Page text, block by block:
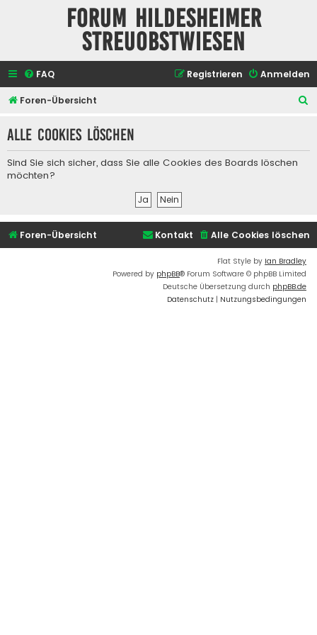
Forum Hildesheimer
Streuobstwiesen
FAQ Anmelden
Registrieren
Foren-Übersicht
h
Alle Cookies löschen
Sind Sie sich sicher, dass Sie alle Cookies des Boards löschen
möchten?
Foren-Übersicht Alle Cookies löschen
Kontakt
Flat Style by Ian Bradley
Powered by phpBB® Forum Software © phpBB Limited
Deutsche Übersetzung durch phpBB.de
Datenschutz | Nutzungsbedingungen